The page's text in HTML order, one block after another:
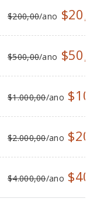
$200,00/ano
$500,00/ano
$1.000,00/ano
$2.000,00/ano
$4.000,00/ano